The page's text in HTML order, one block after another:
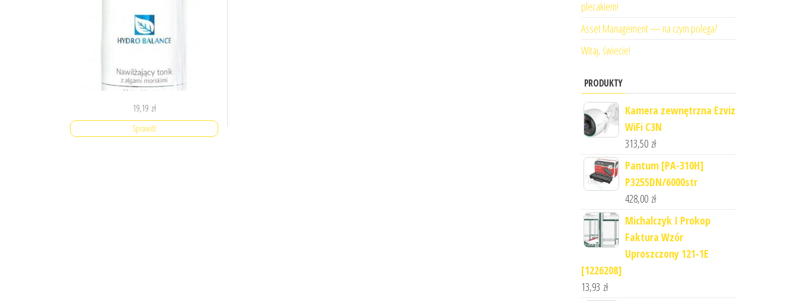
19,19 zł
Sprawdź
plecakiem!
Asset Management — na czym polega?
Witaj, świecie!
PRODUKTY
Kamera zewnętrzna Ezviz
WiFi C3N
313,50 zł
Pantum [PA-310H]
P3255DN/6000str
428,00 zł
Michalczyk I Prokop
Faktura Wzór
Uproszczony 121-1E
[1226208]
13,93 zł